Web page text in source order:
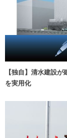
【独自】清水建設
を実用化